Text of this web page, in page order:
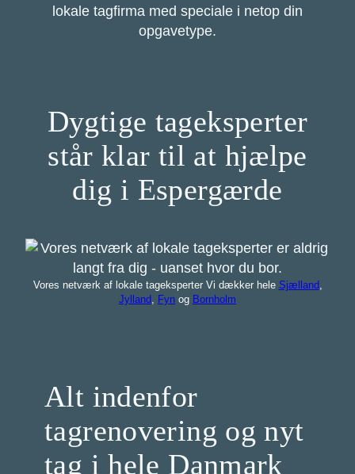
lokale tagfirma med speciale i netop din
opgavetype.
Dygtige tageksperter
står klar til at hjælpe
dig i Espergærde
Vores netværk af lokale tageksperter Vi dækker hele Sjælland
Jylland
Fyn og Bornholm
Alt indenfor
tagrenovering og nyt
tag i hele Danmark